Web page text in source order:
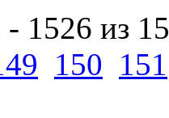
1526 из
150 151